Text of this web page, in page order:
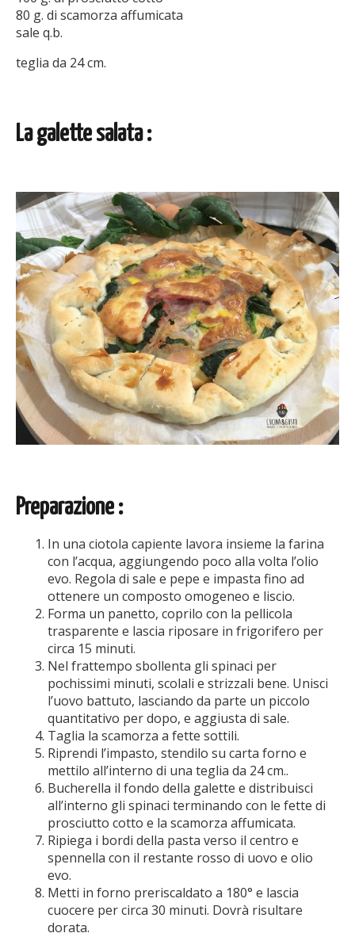
80 g. di scamorza affumicata
sale q.b.
teglia da 24 cm.
La galette salata :
Preparazione :
In una ciotola capiente lavora insieme la farina
con l’acqua, aggiungendo poco alla volta l’olio
evo. Regola di sale e pepe e impasta fino ad
ottenere un composto omogeneo e liscio.
Forma un panetto, coprilo con la pellicola
trasparente e lascia riposare in frigorifero per
circa 15 minuti.
Nel frattempo sbollenta gli spinaci per
pochissimi minuti, scolali e strizzali bene. Unisci
l’uovo battuto, lasciando da parte un piccolo
quantitativo per dopo, e aggiusta di sale.
Taglia la scamorza a fette sottili.
Riprendi l’impasto, stendilo su carta forno e
mettilo all’interno di una teglia da 24 cm..
Bucherella il fondo della galette e distribuisci
all’interno gli spinaci terminando con le fette di
prosciutto cotto e la scamorza affumicata.
Ripiega i bordi della pasta verso il centro e
spennella con il restante rosso di uovo e olio
evo.
Metti in forno preriscaldato a 180° e lascia
cuocere per circa 30 minuti. Dovrà risultare
dorata.